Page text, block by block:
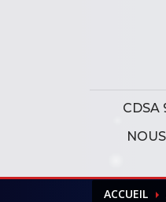
CDSA
ACCUEIL